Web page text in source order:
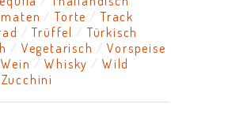
Torte
Track
Trüffel
Türkisch
Vegetarisch
Vorspeise
Wein Whisky
Wild
Zucchini